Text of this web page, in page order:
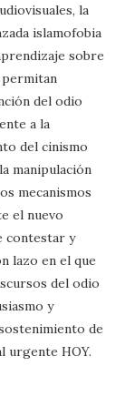
la
islamofobia
sobre
del odio
a la
del cinismo
manipulación
mecanismos
el nuevo
contestar y
lazo en el que
del odio
y
de
urgente HOY.